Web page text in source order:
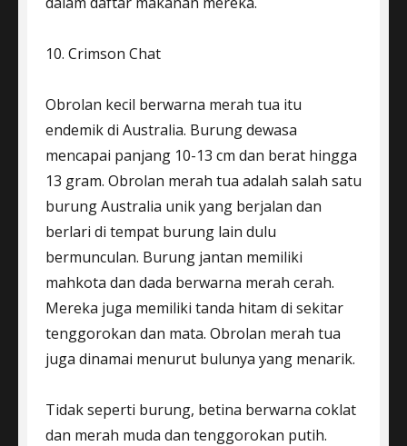
10. Crimson Chat
Obrolan kecil berwarna merah tua itu
endemik di Australia. Burung dewasa
mencapai panjang 10-13 cm dan berat hingga
13 gram. Obrolan merah tua adalah salah satu
burung Australia unik yang berjalan dan
berlari di tempat burung lain dulu
bermunculan. Burung jantan memiliki
mahkota dan dada berwarna merah cerah.
Mereka juga memiliki tanda hitam di sekitar
tenggorokan dan mata. Obrolan merah tua
juga dinamai menurut bulunya yang menarik.
Tidak seperti burung, betina berwarna coklat
dan merah muda dan tenggorokan putih.